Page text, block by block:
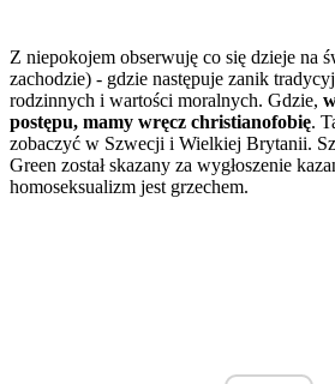
Z niepokojem obserwuję co się dzieje na
zachodzie) - gdzie następuje zanik
rodzinnych i wartości moralnych. Gdzie,
postępu, mamy wręcz christianofobię.
zobaczyć w Szwecji i Wielkiej Brytanii.
Green został skazany za wygłoszenie
homoseksualizm jest grzechem.